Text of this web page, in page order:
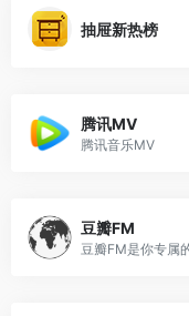
抽屉新热榜
腾讯MV
腾讯音乐MV
豆瓣FM